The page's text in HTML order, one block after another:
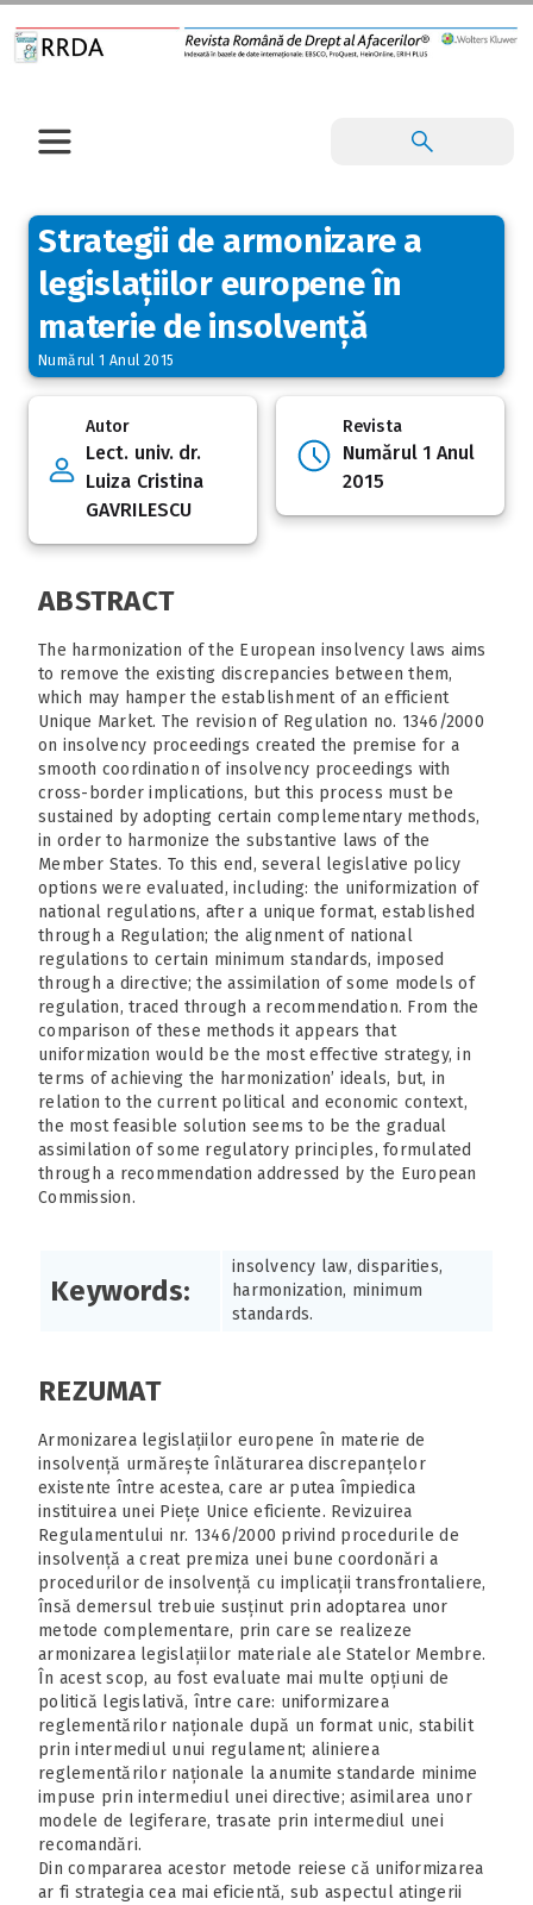
Strategii de armonizare a
legislațiilor europene în
materie de insolvență
Numărul 1 Anul 2015
Autor
Lect. univ. dr.
Luiza Cristina
GAVRILESCU
Revista
Numărul 1 Anul
2015
ABSTRACT
The harmonization of the European insolvency laws aims
to remove the existing discrepancies between them,
which may hamper the establishment of an efficient
Unique Market. The revision of Regulation no. 1346/2000
on insolvency proceedings created the premise for a
smooth coordination of insolvency proceedings with
cross-border implications, but this process must be
sustained by adopting certain complementary methods,
in order to harmonize the substantive laws of the
Member States. To this end, several legislative policy
options were evaluated, including: the uniformization of
national regulations, after a unique format, established
through a Regulation; the alignment of national
regulations to certain minimum standards, imposed
through a directive; the assimilation of some models of
regulation, traced through a recommendation. From the
comparison of these methods it appears that
uniformization would be the most effective strategy, in
terms of achieving the harmonization’ ideals, but, in
relation to the current political and economic context,
the most feasible solution seems to be the gradual
assimilation of some regulatory principles, formulated
through a recommendation addressed by the European
Commission.
Keywords:
insolvency law, disparities,
harmonization, minimum
standards.
REZUMAT
Armonizarea legislațiilor europene în materie de
insolvență urmărește înlăturarea discrepanțelor
existente între acestea, care ar putea împiedica
instituirea unei Piețe Unice eficiente. Revizuirea
Regulamentului nr. 1346/2000 privind procedurile de
insolvență a creat premiza unei bune coordonări a
procedurilor de insolvență cu implicații transfrontaliere,
însă demersul trebuie susținut prin adoptarea unor
metode complementare, prin care se realizeze
armonizarea legislațiilor materiale ale Statelor Membre.
În acest scop, au fost evaluate mai multe opțiuni de
politică legislativă, între care: uniformizarea
reglementărilor naționale după un format unic, stabilit
prin intermediul unui regulament; alinierea
reglementărilor naționale la anumite standarde minime
impuse prin intermediul unei directive; asimilarea unor
modele de legiferare, trasate prin intermediul unei
recomandări.
Din compararea acestor metode reiese că uniformizarea
ar fi strategia cea mai eficientă, sub aspectul atingerii